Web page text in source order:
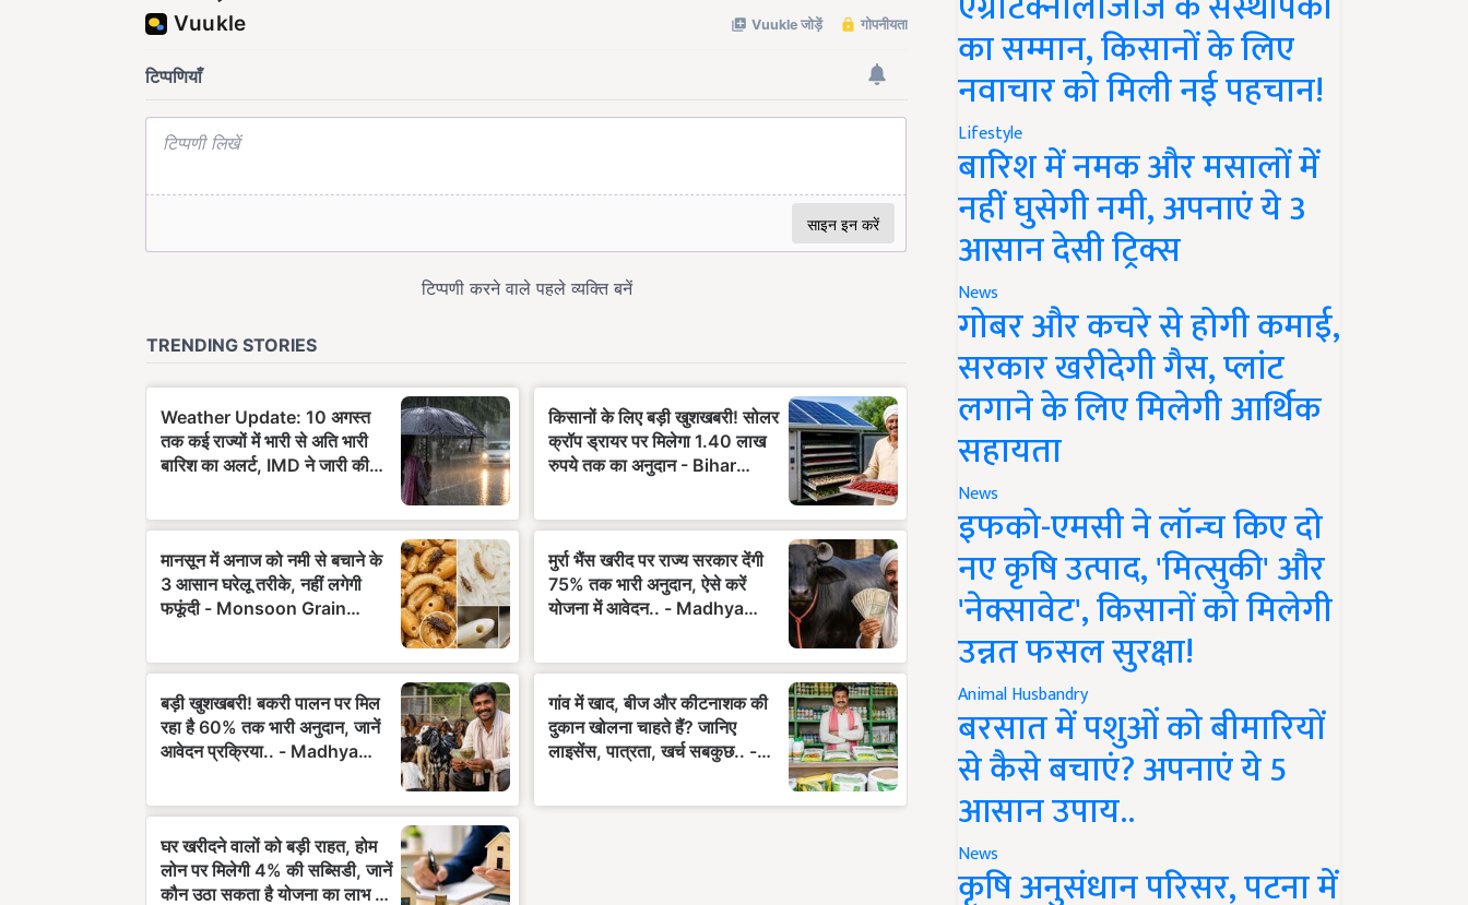
का सम्मान, किसानों के लिए
नवाचार को मिली नई पहचान!
Lifestyle
बारिश में नमक और मसालों में
नहीं घुसेगी नमी, अपनाएं ये 3
आसान देसी ट्रिक्स
News
गोबर और कचरे से होगी कमाई,
सरकार खरीदेगी गैस, प्लांट
लगाने के लिए मिलेगी आर्थिक
सहायता
News
इफको-एमसी ने लॉन्च किए दो
नए कृषि उत्पाद, 'मित्सुकी' और
'नेक्सावेट', किसानों को मिलेगी
उन्नत फसल सुरक्षा!
Animal Husbandry
बरसात में पशुओं को बीमारियों
से कैसे बचाएं? अपनाएं ये 5
आसान उपाय..
News
कृषि अनुसंधान परिसर, पटना में